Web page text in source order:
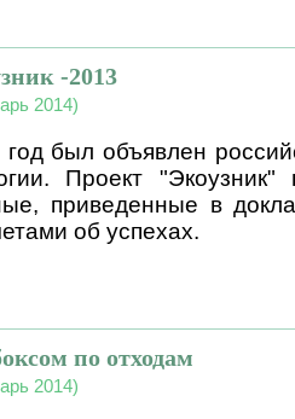
-2013
2014)
год был объявлен
Проект "Экоузник"
приведенные в
об успехах.
по отходам
2014)